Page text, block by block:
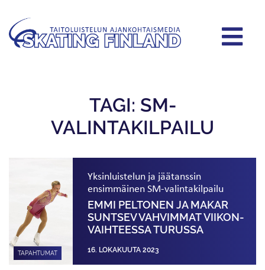
TAGI: SM-
VALINTAKILPAILU
TAPAHTUMAT
Yksinluistelun ja jäätanssin
ensimmäinen SM-valintakilpailu
EMMI PELTONEN JA MAKAR
SUNTSEV VAHVIMMAT VIIKON­
VAIHTEESSA TURUSSA
16. LOKAKUUTA 2023